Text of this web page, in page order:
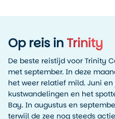
Op reis inTrinity
De beste reistijd voor Trinity
met september. In deze
het weer relatief mild. Juni
kustwandelingen en het
Bay. In augustus en
terwijl de zee nog steeds